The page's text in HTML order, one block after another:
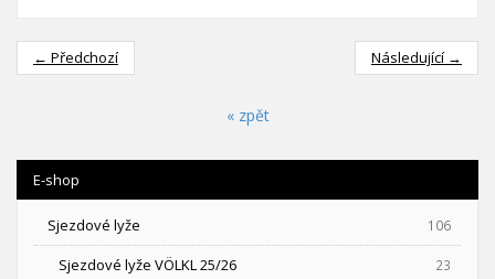
← Předchozí Následující →
« zpět
E-shop
Sjezdové lyže 106
Sjezdové lyže VÖLKL 25/26 23